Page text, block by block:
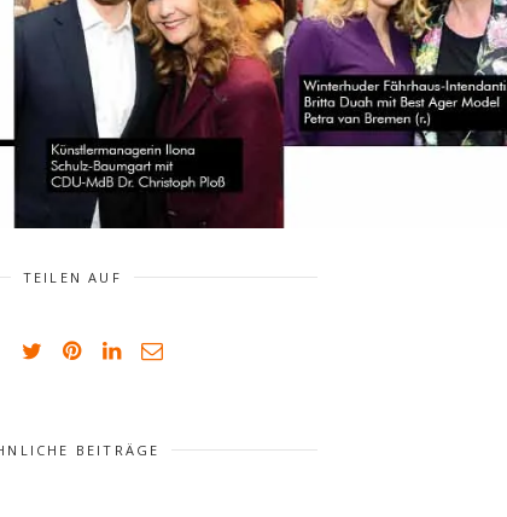
TEILEN AUF
BEITRÄGE